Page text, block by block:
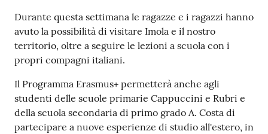
Servizi
on-
line
Seguici
su
Durante questa settimana le ragazze e i ragazzi hanno
avuto la possibilità di visitare Imola e il nostro
territorio, oltre a seguire le lezioni a scuola con i
propri compagni italiani.
Il Programma Erasmus+ permetterà anche agli
studenti delle scuole primarie Cappuccini e Rubri e
della scuola secondaria di primo grado A. Costa di
partecipare a nuove esperienze di studio all'estero, in